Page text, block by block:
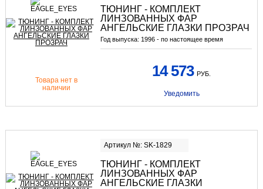
ТЮНИНГ - КОМПЛЕКТ
ЛИНЗОВАННЫХ ФАР
АНГЕЛЬСКИЕ ГЛАЗКИ ПРОЗРАЧ
Год выпуска: 1996 - по настоящее время
Товара нет в
наличии
14 573 РУБ.
Уведомить
Артикул №: SK-1829
ТЮНИНГ - КОМПЛЕКТ
ЛИНЗОВАННЫХ ФАР
АНГЕЛЬСКИЕ ГЛАЗКИ